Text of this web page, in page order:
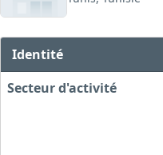
Identité
Secteur d'activité